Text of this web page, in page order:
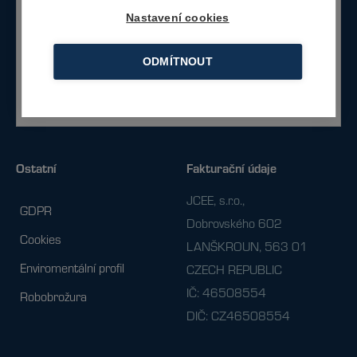
Ostatní
GDPR
Cookies
Enviromentální profil
Robobrožura
Fakturační údaje
JCEE, s.r.o.,
Dobrovského 602
LANŠKROUN, 563 01
CZECH REPUBLIC
IČ: 46508554
DIČ: CZ46508554
Napište nám
Nastavení cookies
ODMÍTNOUT